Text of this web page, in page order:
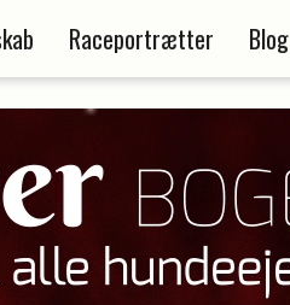
Raceportrætter Blog